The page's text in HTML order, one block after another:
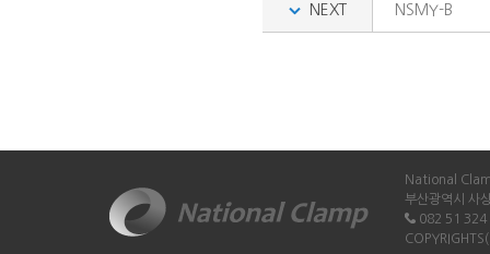
NEXT NSMY-B
National
부산광역시 사
082 51